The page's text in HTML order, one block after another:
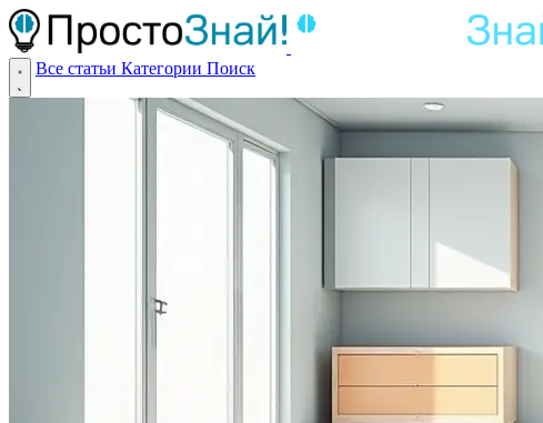
Все статьи Категории Поиск